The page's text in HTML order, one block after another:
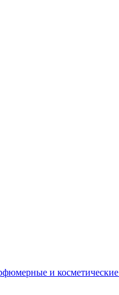
и косметические